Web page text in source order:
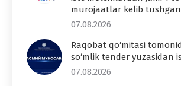
murojaatlar kelib tushgan
07.08.2026
Raqobat qo‘mitasi
so‘mlik tender yuzasidan
07.08.2026